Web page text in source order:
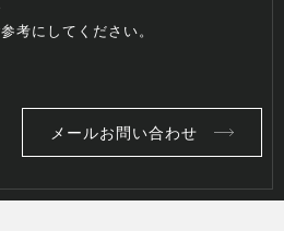
考にしてください。
メールお問い合わせ